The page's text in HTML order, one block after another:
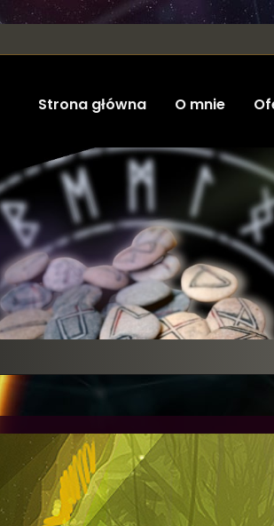
Strona główna O mnie